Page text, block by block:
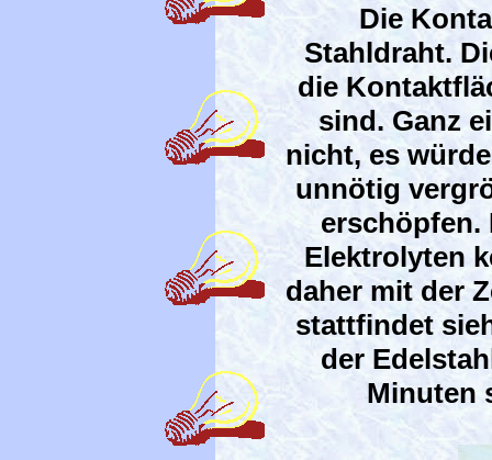
Die
Stahldraht.
die
sind. Ganz
nicht, es
unnötig
erschöpfen.
Elektrolyten
daher mit der
stattfindet
der
Minuten